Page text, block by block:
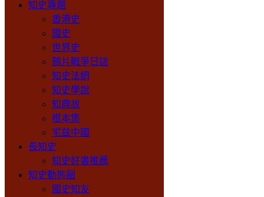
知史專題
香港史
國史
世界史
鴉片戰爭日誌
知史法網
知史學說
知典故
根本集
宅兹中國
長知史
知史好書推薦
知史動態圈
國史知友